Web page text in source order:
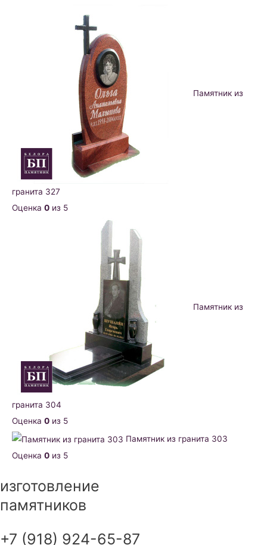
Памятник из
гранита 327
Оценка 0 из 5
Памятник из
гранита 304
Оценка 0 из 5
Памятник из гранита 303
Оценка 0 из 5
изготовление
памятников
+7 (918) 924-65-87